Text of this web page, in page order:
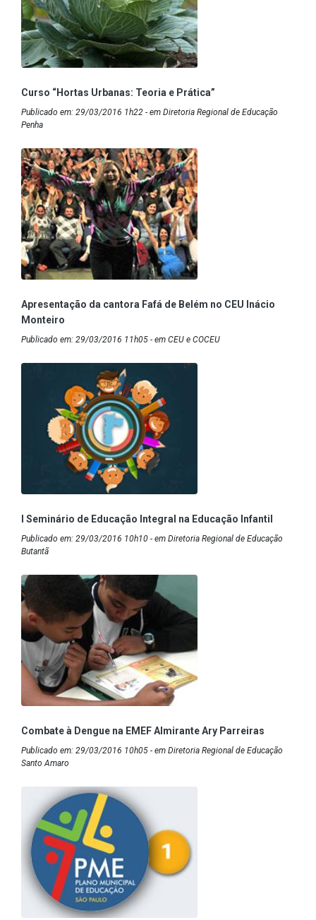
Curso “Hortas Urbanas: Teoria e Prática”
Publicado em: 29/03/2016 1h22 - em Diretoria Regional de Educação
Penha
Apresentação da cantora Fafá de Belém no CEU Inácio
Monteiro
Publicado em: 29/03/2016 11h05 - em CEU e COCEU
I Seminário de Educação Integral na Educação Infantil
Publicado em: 29/03/2016 10h10 - em Diretoria Regional de Educação
Butantã
Combate à Dengue na EMEF Almirante Ary Parreiras
Publicado em: 29/03/2016 10h05 - em Diretoria Regional de Educação
Santo Amaro